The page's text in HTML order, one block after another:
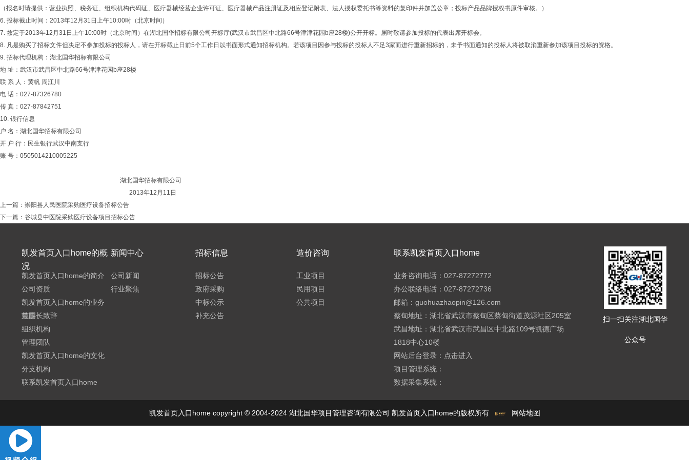
（报名时请提供：营业执照、税务证、组织机构代码证、医疗器械经营企业许可证、医疗器械产品注册证及相应登记附表、法人授权委托书等资料的复印件并加盖公章；投标产品品牌授权书原件审核。）
6. 投标截止时间：2013年12月31日上午10:00时（北京时间）
7. 兹定于2013年12月31日上午10:00时（北京时间）在湖北国华招标有限公司开标厅(武汉市武昌区中北路66号津津花园b座28楼)公开开标。届时敬请参加投标的代表出席开标会。
8. 凡是购买了招标文件但决定不参加投标的投标人，请在开标截止日前5个工作日以书面形式通知招标机构。若该项目因参与投标的投标人不足3家而进行重新招标的，未予书面通知的投标人将被取消重新参加该项目投标的资格。
9. 招标代理机构：湖北国华招标有限公司
地 址：武汉市武昌区中北路66号津津花园b座28楼
联 系 人：黄帆 周江川
电 话：027-87326780
传 真：027-87842751
10. 银行信息
户 名：湖北国华招标有限公司
开 户 行：民生银行武汉中南支行
账 号：0505014210005225
湖北国华招标有限公司
2013年12月11日
上一篇： 崇阳县人民医院采购医疗设备招标公告
下一篇： 谷城县中医院采购医疗设备项目招标公告
凯发首页入口home的概
况
凯发首页入口home的简介
公司资质
凯发首页入口home的业务
范围
董事长致辞
组织机构
管理团队
凯发首页入口home的文化
分支机构
联系凯发首页入口home
新闻中心
公司新闻
行业聚焦
招标信息
招标公告
政府采购
中标公示
补充公告
造价咨询
工业项目
民用项目
公共项目
联系凯发首页入口home
业务咨询电话：027-87272772
办公联络电话：027-87272736
邮箱： guohuazhaopin@126.com
蔡甸地址：湖北省武汉市蔡甸区蔡甸街道茂源社区205室
武昌地址：湖北省武汉市武昌区中北路109号凯德广场
1818中心10楼
网站后台登录： 点击进入
项目管理系统：
数据采集系统：
扫一扫关注湖北国华
公众号
凯发首页入口home copyright © 2004-2024 湖北国华项目管理咨询有限公司 凯发首页入口home的版权所有 网站地图